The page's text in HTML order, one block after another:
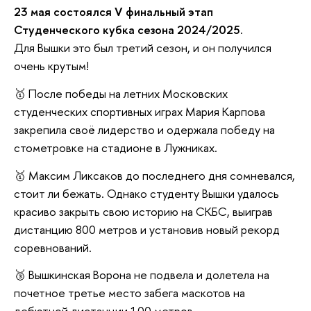
23 мая состоялся V финальный этап
Студенческого кубка сезона 2024/2025.
Для Вышки это был третий сезон, и он получился
очень крутым!
🥇 После победы на летних Московских
студенческих спортивных играх Мария Карпова
закрепила своё лидерство и одержала победу на
стометровке на стадионе в Лужниках.
🥇 Максим Ликсаков до последнего дня сомневался,
стоит ли бежать. Однако студенту Вышки удалось
красиво закрыть свою историю на СКБС, выиграв
дистанцию 800 метров и установив новый рекорд
соревнований.
🥉 Вышкинская Ворона не подвела и долетела на
почетное третье место забега маскотов на